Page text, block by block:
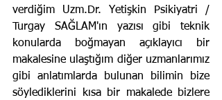
verdiğim Uzm.Dr. Yetişkin Psikiyatri /
Turgay SAĞLAM'ın yazısı gibi teknik
konularda boğmayan açıklayıcı bir
makalesine ulaştığım diğer uzmanlarımız
gibi anlatımlarda bulunan bilimin bize
söylediklerini kısa bir makalede bizlere